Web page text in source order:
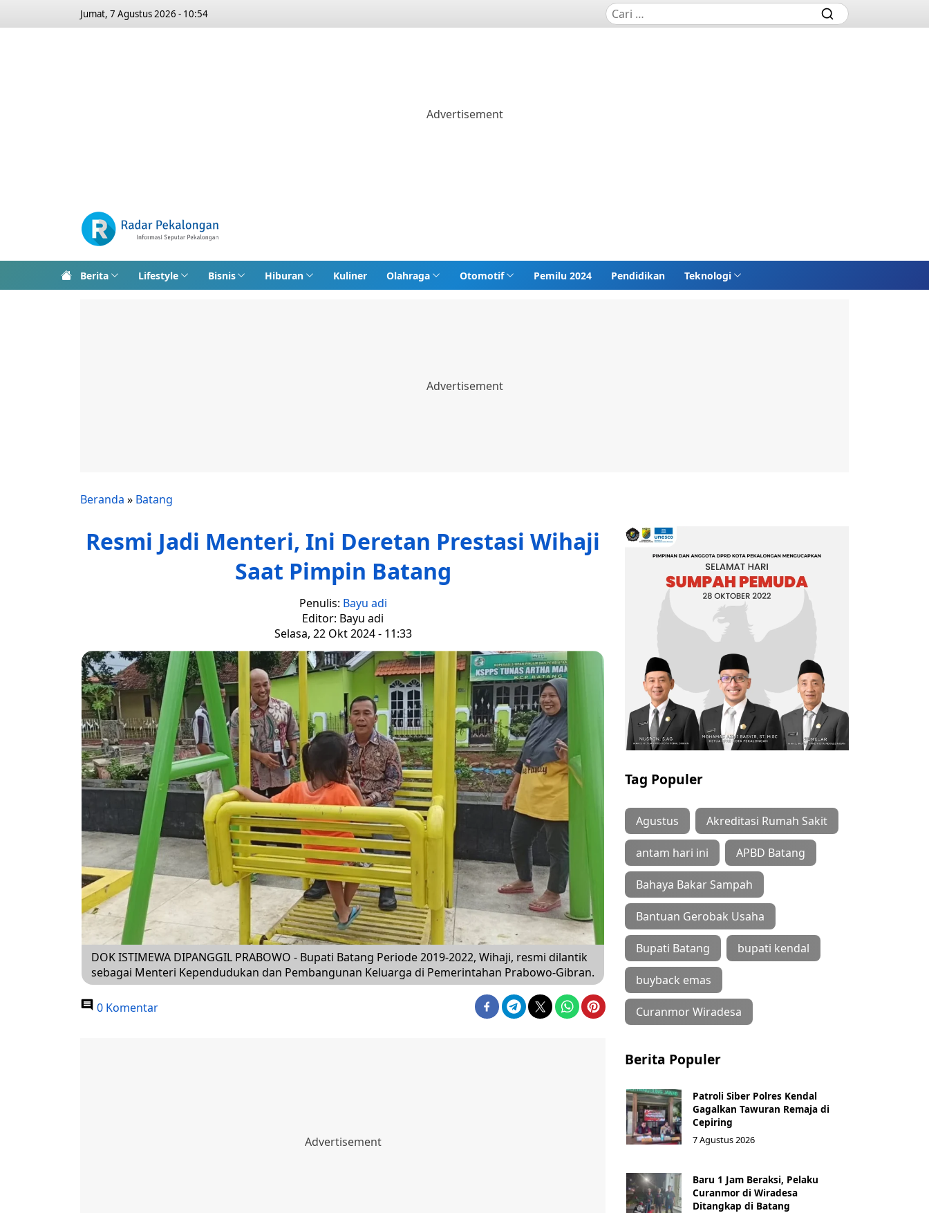
Jumat, 7 Agustus 2026 - 10:54
Berita Lifestyle Bisnis Hiburan Kuliner Olahraga Otomotif Pemilu 2024 Pendidikan Teknologi
Beranda » Batang
Resmi Jadi Menteri, Ini Deretan Prestasi Wihaji
Saat Pimpin Batang
Penulis: Bayu adi
Editor: Bayu adi
Selasa, 22 Okt 2024 - 11:33
DOK ISTIMEWA DIPANGGIL PRABOWO - Bupati Batang Periode 2019-2022, Wihaji, resmi dilantik
sebagai Menteri Kependudukan dan Pembangunan Keluarga di Pemerintahan Prabowo-Gibran.
0 Komentar
Tag Populer
Agustus Akreditasi Rumah Sakit
antam hari ini APBD Batang
Bahaya Bakar Sampah
Bantuan Gerobak Usaha
Bupati Batang bupati kendal
buyback emas
Curanmor Wiradesa
Berita Populer
Patroli Siber Polres Kendal
Gagalkan Tawuran Remaja di
Cepiring
7 Agustus 2026
Baru 1 Jam Beraksi, Pelaku
Curanmor di Wiradesa
Ditangkap di Batang